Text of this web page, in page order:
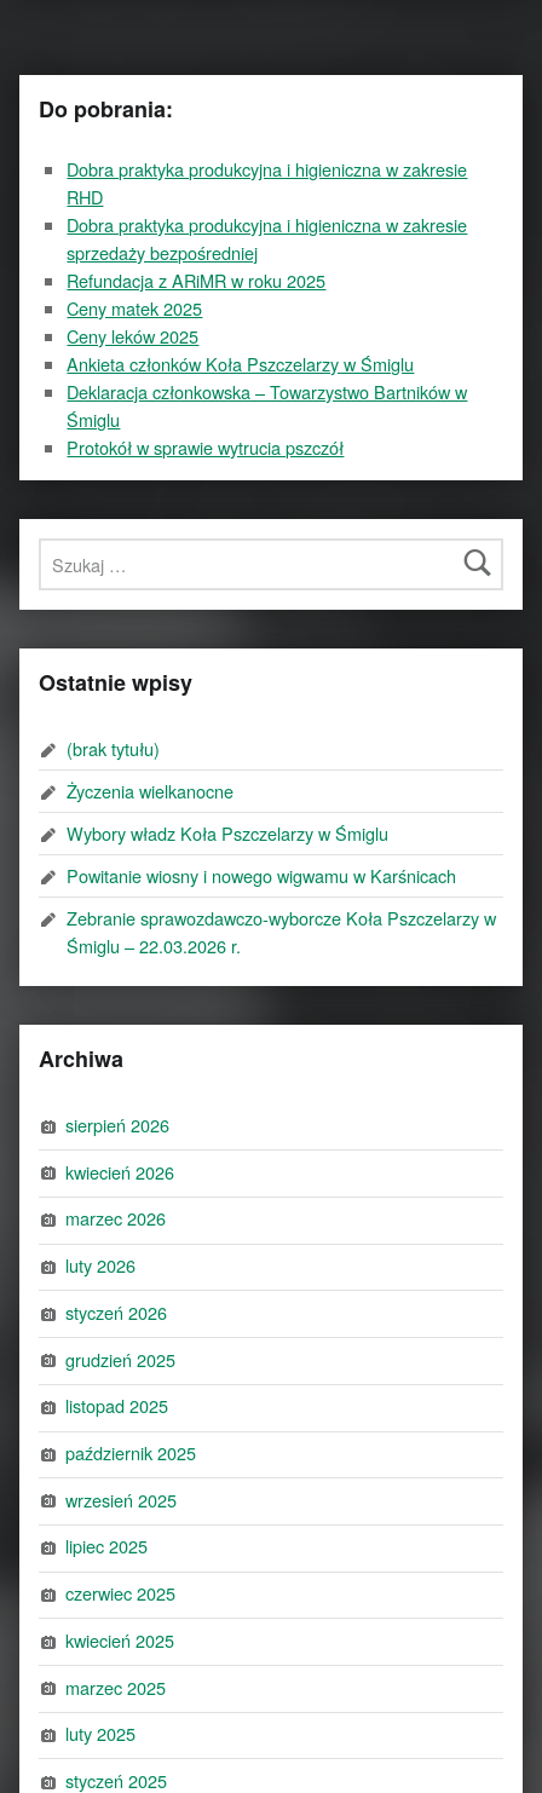
Do pobrania:
Dobra praktyka produkcyjna i higieniczna w zakresie
RHD
Dobra praktyka produkcyjna i higieniczna w zakresie
sprzedaży bezpośredniej
Refundacja z ARiMR w roku 2025
Ceny matek 2025
Ceny leków 2025
Ankieta członków Koła Pszczelarzy w Śmiglu
Deklaracja członkowska – Towarzystwo Bartników w
Śmiglu
Protokół w sprawie wytrucia pszczół
Szukaj:
Ostatnie wpisy
(brak tytułu)
Życzenia wielkanocne
Wybory władz Koła Pszczelarzy w Śmiglu
Powitanie wiosny i nowego wigwamu w Karśnicach
Zebranie sprawozdawczo-wyborcze Koła Pszczelarzy w
Śmiglu – 22.03.2026 r.
Archiwa
sierpień 2026
kwiecień 2026
marzec 2026
luty 2026
styczeń 2026
grudzień 2025
listopad 2025
październik 2025
wrzesień 2025
lipiec 2025
czerwiec 2025
kwiecień 2025
marzec 2025
luty 2025
styczeń 2025